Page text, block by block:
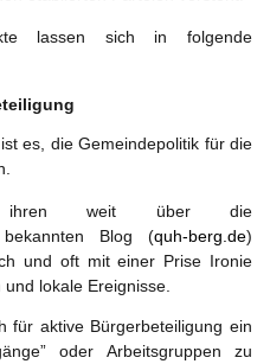
lassen sich in folgende
es, die Gemeindepolitik für die
ihren weit über die
bekannten Blog (quh-berg.de)
und oft mit einer Prise Ironie
lokale Ereignisse.
für aktive Bürgerbeteiligung ein
oder Arbeitsgruppen zu